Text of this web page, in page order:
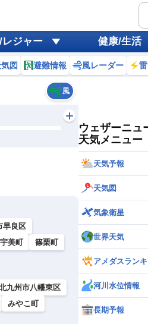
レジャー 健康/生活
図 避難情報 風レーダー
風
黄砂
天気
早良区
宇美町
篠栗町
九州市八幡東区
みやこ町
ウェザーニュ
天気メニュー
天気予報
天気図
気象衛星
世界天気
アメダスラン
河川水位情報
長期予報